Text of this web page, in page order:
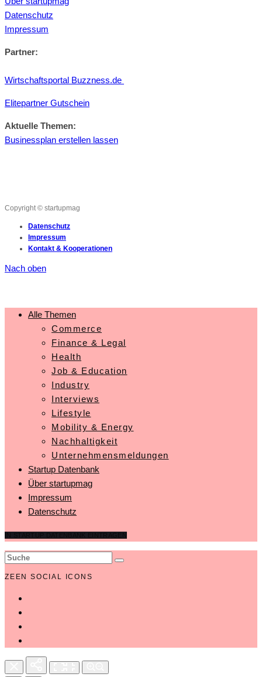
Datenschutz
Impressum
Partner:
Wirtschaftsportal Buzzness.de
Elitepartner Gutschein
Aktuelle Themen:
Businessplan erstellen lassen
Copyright © startupmag
Datenschutz
Impressum
Kontakt & Kooperationen
Nach oben
Alle Themen
Commerce
Finance & Legal
Health
Job & Education
Industry
Interviews
Lifestyle
Mobility & Energy
Nachhaltigkeit
Unternehmensmeldungen
Startup Datenbank
Über startupmag
Impressum
Datenschutz
ZEEN SOCIAL ICONS